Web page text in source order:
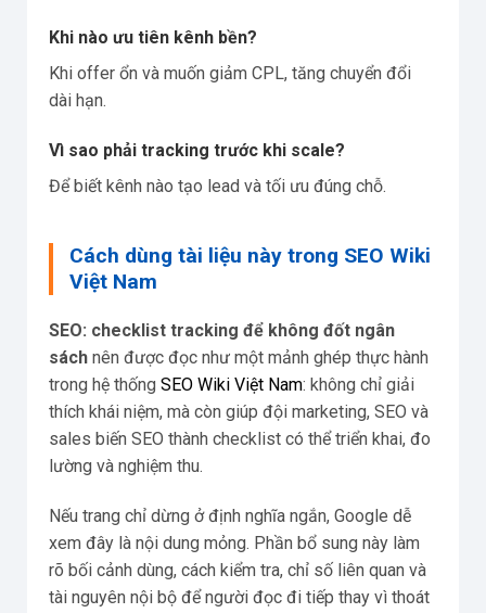
Khi nào ưu tiên kênh bền?
Khi offer ổn và muốn giảm CPL, tăng chuyển đổi
dài hạn.
Vì sao phải tracking trước khi scale?
Để biết kênh nào tạo lead và tối ưu đúng chỗ.
Cách dùng tài liệu này trong SEO Wiki
Việt Nam
SEO: checklist tracking để không đốt ngân
sách nên được đọc như một mảnh ghép thực hành
trong hệ thống SEO Wiki Việt Nam: không chỉ giải
thích khái niệm, mà còn giúp đội marketing, SEO và
sales biến SEO thành checklist có thể triển khai, đo
lường và nghiệm thu.
Nếu trang chỉ dừng ở định nghĩa ngắn, Google dễ
xem đây là nội dung mỏng. Phần bổ sung này làm
rõ bối cảnh dùng, cách kiểm tra, chỉ số liên quan và
tài nguyên nội bộ để người đọc đi tiếp thay vì thoát